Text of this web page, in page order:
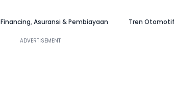
Financing, Asuransi & Pembiayaan Tren Otomotif